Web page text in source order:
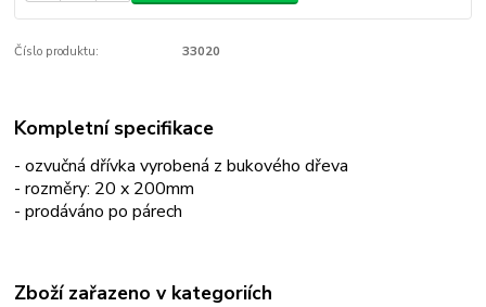
Číslo produktu: 33020
Kompletní specifikace
- ozvučná dřívka vyrobená z bukového dřeva
- rozměry: 20 x 200mm
- prodáváno po párech
Zboží zařazeno v kategoriích